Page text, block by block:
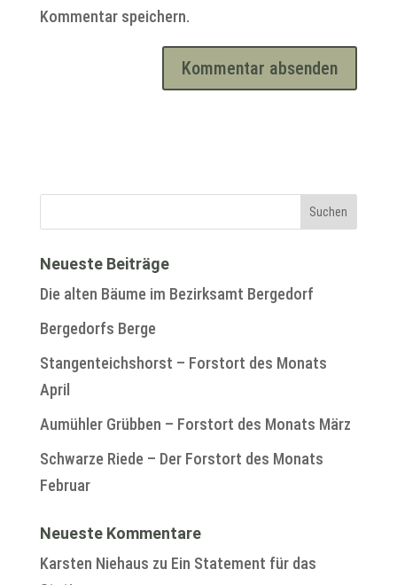
Kommentar speichern.
Neueste Beiträge
Die alten Bäume im Bezirksamt Bergedorf
Bergedorfs Berge
Stangenteichshorst – Forstort des Monats
April
Aumühler Grübben – Forstort des Monats März
Schwarze Riede – Der Forstort des Monats
Februar
Neueste Kommentare
Karsten Niehaus zu Ein Statement für das